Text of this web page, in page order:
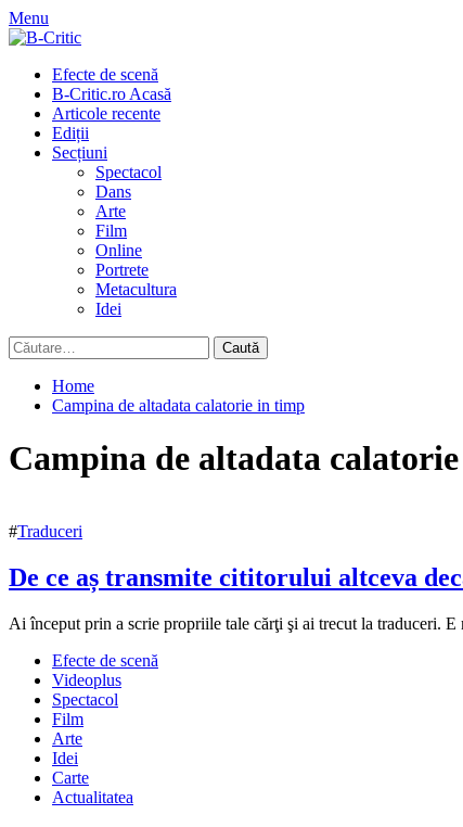
Skip
to
Menu
Primary
Menu
Efecte de scenă
B-Critic.ro Acasă
Articole recente
Ediții
Secțiuni
Spectacol
Dans
Arte
Film
Online
Portrete
Metacultura
Idei
Caută
după:
Home
Campina de altadata calatorie in timp
Campina de altadata
#Traduceri
De ce aș transmite cititorului altceva
19
2016
21
iunie
2021
Ai început prin a scrie propriile tale cărţi şi ai trecut la traduceri.
Efecte de scenă
Videoplus
Spectacol
Film
Arte
Idei
Carte
Actualitatea